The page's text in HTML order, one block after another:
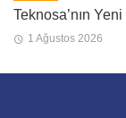
Teknosa’nın
1 Ağustos 2026